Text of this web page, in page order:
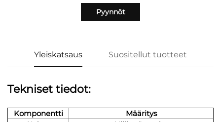
Pyynnöt
Yleiskatsaus Suositellut tuotteet
Tekniset tiedot:
Komponentti
Määritys